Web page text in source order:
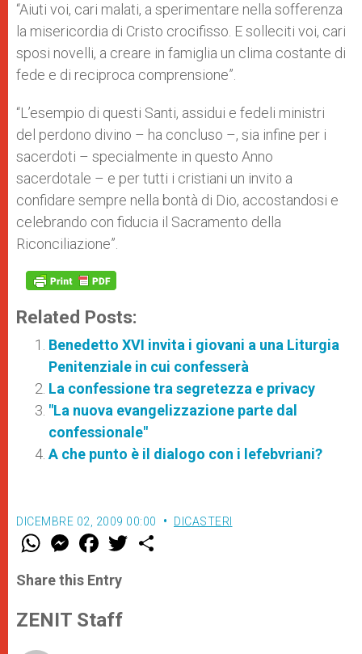
“Aiuti voi, cari malati, a sperimentare nella sofferenza
la misericordia di Cristo crocifisso. E solleciti voi, cari
sposi novelli, a creare in famiglia un clima costante di
fede e di reciproca comprensione”.
“L’esempio di questi Santi, assidui e fedeli ministri
del perdono divino – ha concluso –, sia infine per i
sacerdoti – specialmente in questo Anno
sacerdotale – e per tutti i cristiani un invito a
confidare sempre nella bontà di Dio, accostandosi e
celebrando con fiducia il Sacramento della
Riconciliazione”.
Related Posts:
Benedetto XVI invita i giovani a una Liturgia
Penitenziale in cui confesserà
La confessione tra segretezza e privacy
"La nuova evangelizzazione parte dal
confessionale"
A che punto è il dialogo con i lefebvriani?
DICEMBRE 02, 2009 00:00 DICASTERI
W
t
s
p
p
M
e
s
e
g
e
F
a
e
b
o
k
w
Share this Entry
ZENIT Staff